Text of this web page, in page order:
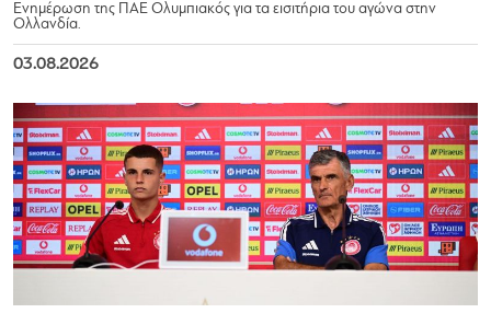
Ενημέρωση της ΠΑΕ Ολυμπιακός για τα εισιτήρια του αγώνα στην
Ολλανδία.
03.08.2026